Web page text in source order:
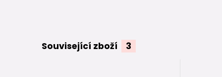
Související zboží 3